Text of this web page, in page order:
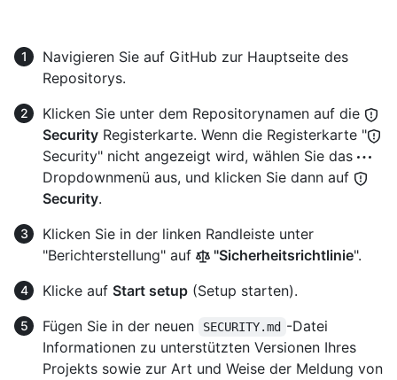
Navigieren Sie auf GitHub zur Hauptseite des
Repositorys.
Klicken Sie unter dem Repositorynamen auf die
Security Registerkarte. Wenn die Registerkarte "
Security" nicht angezeigt wird, wählen Sie das
Dropdownmenü aus, und klicken Sie dann auf
Security.
Klicken Sie in der linken Randleiste unter
"Berichterstellung" auf
"Sicherheitsrichtlinie".
Klicke auf Start setup (Setup starten).
Fügen Sie in der neuen
SECURITY.md -Datei
Informationen zu unterstützten Versionen Ihres
Projekts sowie zur Art und Weise der Meldung von